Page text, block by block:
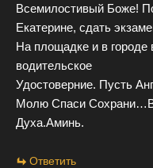
Всемилостивый Боже!
Екатерине, сдать
На площадке и в городе
водительское
Удостоверние. Пусть
Молю Спаси
Духа.Аминь.
Ответить